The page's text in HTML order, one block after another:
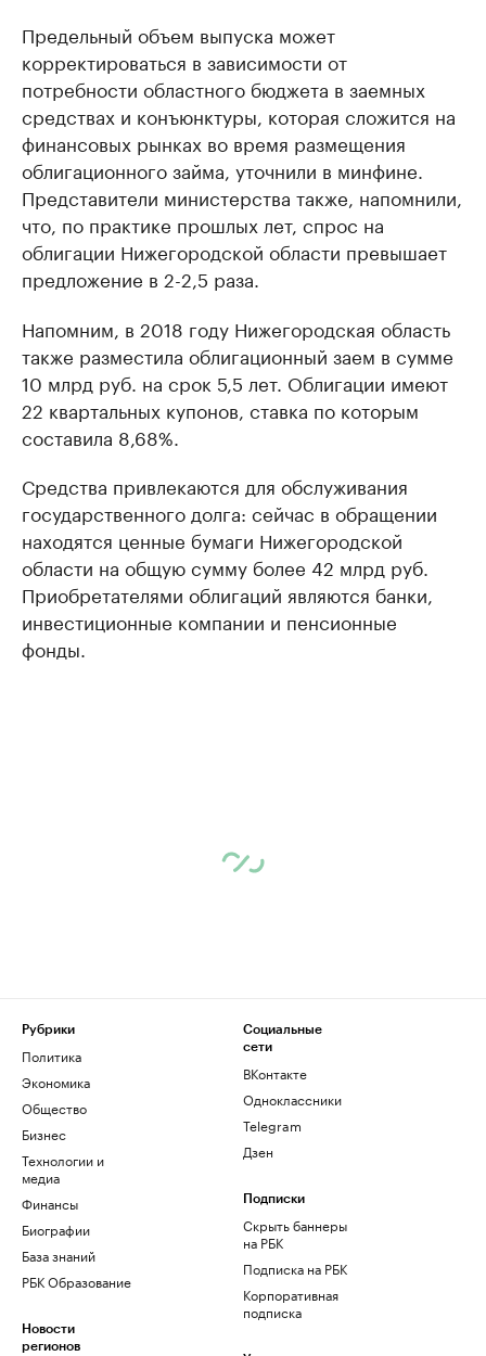
Предельный объем выпуска может
корректироваться в зависимости от
потребности областного бюджета в заемных
средствах и конъюнктуры, которая сложится на
финансовых рынках во время размещения
облигационного займа, уточнили в минфине.
Представители министерства также, напомнили,
что, по практике прошлых лет, спрос на
облигации Нижегородской области превышает
предложение в 2-2,5 раза.
Напомним, в 2018 году Нижегородская область
также разместила облигационный заем в сумме
10 млрд руб. на срок 5,5 лет. Облигации имеют
22 квартальных купонов, ставка по которым
составила 8,68%.
Средства привлекаются для обслуживания
государственного долга: сейчас в обращении
находятся ценные бумаги Нижегородской
области на общую сумму более 42 млрд руб.
Приобретателями облигаций являются банки,
инвестиционные компании и пенсионные
фонды.
Рубрики
Политика
Экономика
Общество
Бизнес
Технологии и
медиа
Финансы
Биографии
База знаний
РБК Образование
Новости
регионов
Социальные
сети
ВКонтакте
Одноклассники
Telegram
Дзен
Подписки
Скрыть баннеры
на РБК
Подписка на РБК
Корпоративная
подписка